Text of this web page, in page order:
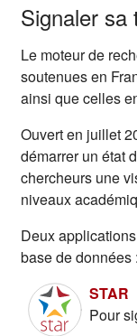
Signaler sa
Le moteur de
soutenues en
ainsi que celles
Ouvert en juillet
démarrer un état
chercheurs une
niveaux
Deux
base de données :
STAR
Pour